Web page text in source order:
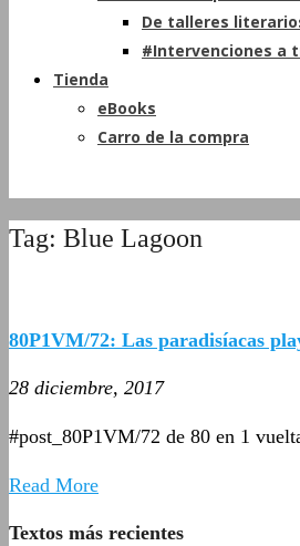
De talleres
#Intervenciones a
Tienda
eBooks
Carro de la compra
Tag: Blue Lagoon
80P1VM/72: Las paradisíacas
28 diciembre, 2017
#post_80P1VM/72 de 80 en 1
Read More
Textos más recientes